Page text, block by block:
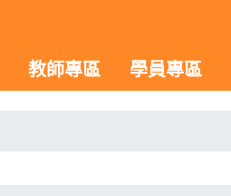
教師專區 學員專區